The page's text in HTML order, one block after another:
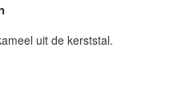
uit de kerststal.